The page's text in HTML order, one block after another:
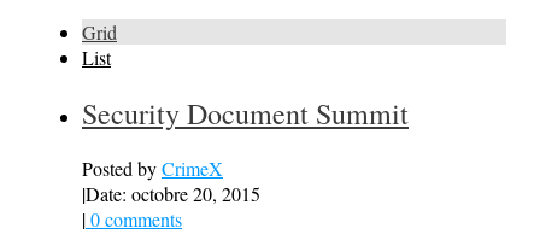
Grid
List
Security Document Summit
Posted byCrimeX
|Date: octobre 20, 2015
|0 comments